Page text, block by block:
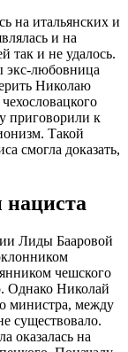
на итальянских и
и на
так и не удалось.
экс-любовница
Николаю
приговорили к
Такой
смогла доказать,
Лиды Бааровой
чешского
Однако Николай
министра, между
существовало.
оказалась на